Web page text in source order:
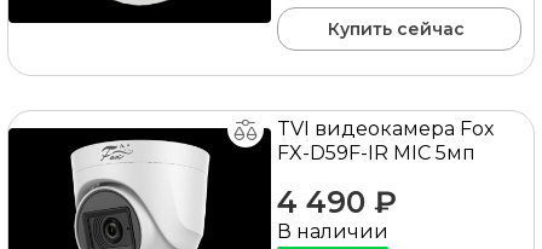
Купить сейчас
TVI видеокамера Fox
FX-D59F-IR MIC 5мп
4 490 ₽
В наличии